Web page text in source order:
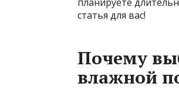
статья для вас!
Почему
влажной